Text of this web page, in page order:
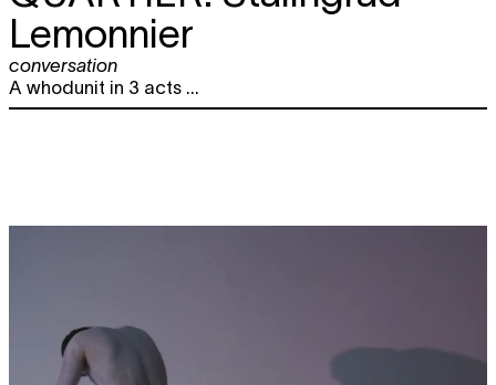
Lemonnier
conversation
A whodunit in 3 acts ...